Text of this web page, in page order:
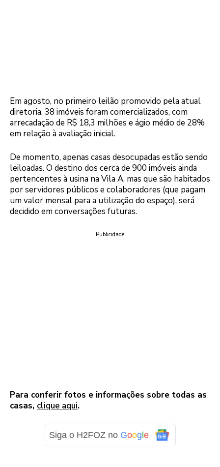
Em agosto, no primeiro leilão promovido pela atual
diretoria, 38 imóveis foram comercializados, com
arrecadação de R$ 18,3 milhões e ágio médio de 28%
em relação à avaliação inicial.
De momento, apenas casas desocupadas estão sendo
leiloadas. O destino dos cerca de 900 imóveis ainda
pertencentes à usina na Vila A, mas que são habitados
por servidores públicos e colaboradores (que pagam
um valor mensal para a utilização do espaço), será
decidido em conversações futuras.
Publicidade
Para conferir fotos e informações sobre todas as
casas, clique aqui.
Siga o H2FOZ no Goog e